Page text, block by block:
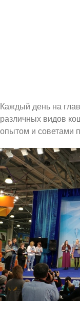
Каждый день на
различных видов
опытом и советами